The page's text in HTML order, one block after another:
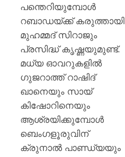
പന്തെറിയുമ്പോൾ
റബാഡയ്ക്ക് കരുത്തായി
മുഹമ്മദ് സിറാജും
പ്രസിദ്ധ് കൃഷ്ണയുമുണ്ട്.
മധ്യ ഓവറുകളിൽ
ഗുജറാത്ത് റാഷിദ്
ഖാനെയും സായ്
കിഷോറിനെയും
ആശ്രയിക്കുമ്പോൾ
ബെംഗളൂരുവിന്
ക്രുനാൽ പാണ്ഡ്യയും